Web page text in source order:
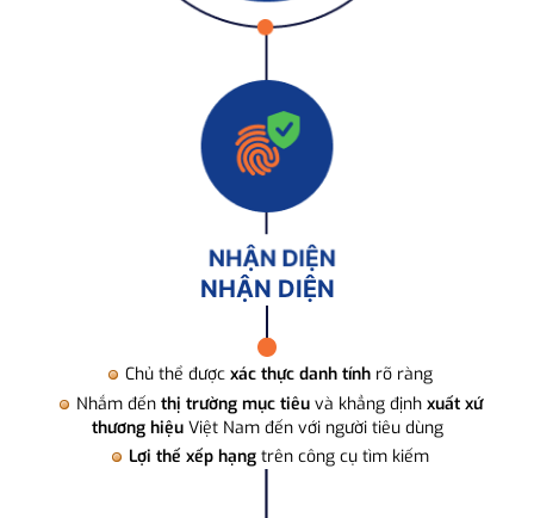
NHẬN DIỆN
Chủ thể được xác thực danh tính rõ ràng
Nhắm đến thị trường mục tiêuvà khẳng định xuất xứ
thương hiệuViệt Nam đến với người tiêu dùng
Lợi thế xếp hạng trên công cụ tìm kiếm